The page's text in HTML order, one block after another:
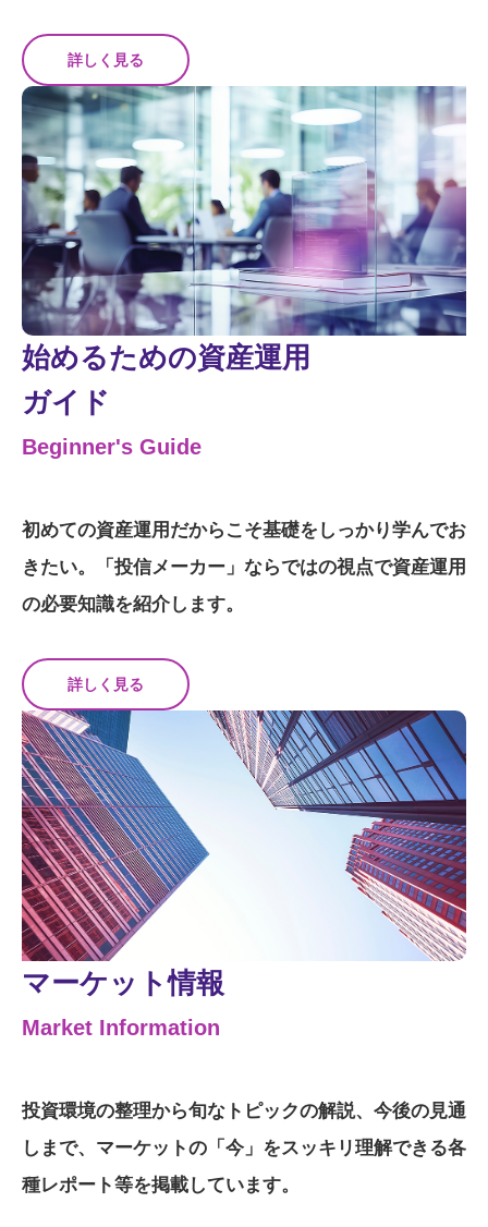
詳しく見る
始めるための資産運用
ガイド
Beginner's Guide
初めての資産運用だからこそ基礎をしっかり学んでお
きたい。「投信メーカー」ならではの視点で資産運用
の必要知識を紹介します。
詳しく見る
マーケット情報
Market Information
投資環境の整理から旬なトピックの解説、今後の見通
しまで、マーケットの「今」をスッキリ理解できる各
種レポート等を掲載しています。